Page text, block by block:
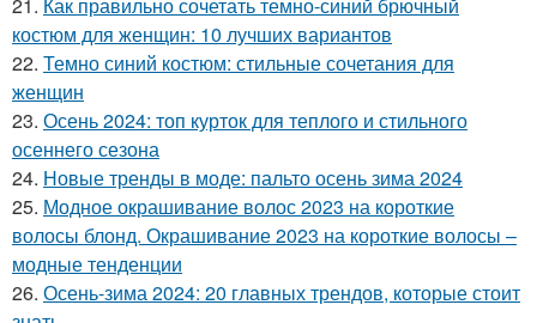
костюм для женщин: 10 лучших вариантов
22. Темно синий костюм: стильные сочетания для
женщин
23. Осень 2024: топ курток для теплого и стильного
осеннего сезона
24. Новые тренды в моде: пальто осень зима 2024
25. Модное окрашивание волос 2023 на короткие
волосы блонд. Окрашивание 2023 на короткие волосы –
модные тенденции
26. Осень-зима 2024: 20 главных трендов, которые стоит